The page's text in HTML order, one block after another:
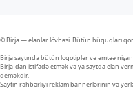
© Birja — elanlar lövhəsi. Bütün hüquqları
Birja saytında bütün loqotiplər və əmtəə
Birja-dan istifadə etmək və ya saytda elan
deməkdir.
Saytın rəhbərliyi reklam bannerlərinin və